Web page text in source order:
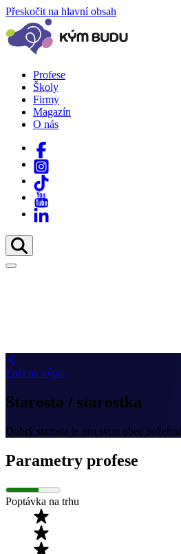
Přeskočit na hlavní obsah
Profese
Školy
Firmy
Magazín
O nás
Zpět na výpis
Starosta / starostka
Dobrý starosta je pro svou obec
Parametry profese
Poptávka na trhu